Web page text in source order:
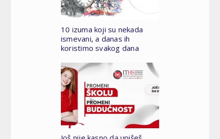
10 izuma koji su nekada
ismevani, a danas ih
koristimo svakog dana